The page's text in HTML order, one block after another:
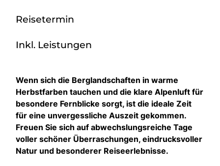
Reisetermin
Inkl. Leistungen
Wenn sich die Berglandschaften in warme
Herbstfarben tauchen und die klare Alpenluft für
besondere Fernblicke sorgt, ist die ideale Zeit
für eine unvergessliche Auszeit gekommen.
Freuen Sie sich auf abwechslungsreiche Tage
voller schöner Überraschungen, eindrucksvoller
Natur und besonderer Reiseerlebnisse.